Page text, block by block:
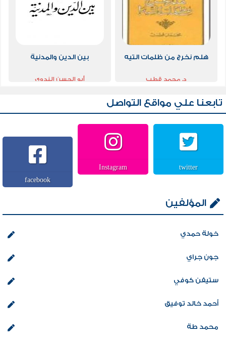
هلم نخرج من ظلمات التيه
د. محمد قطب
بين الدين والمدنية
أبو الحسن الندوي
تابعنا علي مواقع التواصل
twitter
Instagram
facebook
المؤلفين
خولة حمدي
جون جراي
ستيفن كوفي
أحمد خالد توفيق
محمد طة